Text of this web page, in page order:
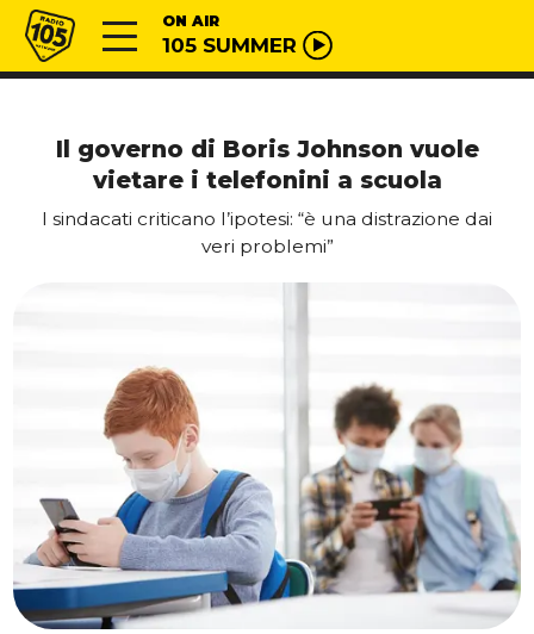
Vai al contenuto
Radio 105 ON AIR
105 SUMMER
Il governo di Boris Johnson vuole
vietare i telefonini a scuola
I sindacati criticano l’ipotesi: “è una distrazione dai
veri problemi”